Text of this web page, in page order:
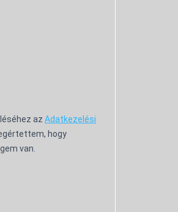
az Adatkezelési
hogy
van.